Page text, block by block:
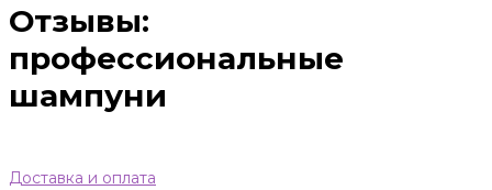
Отзывы:
профессиональные
шампуни
Доставка и оплата